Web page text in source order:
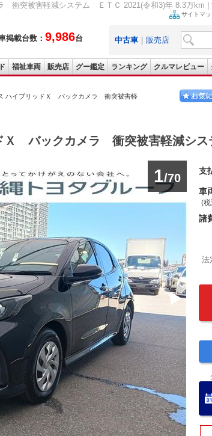
衝突被害軽減システム ＥＴＣ 2021(令和3)年 8.3万km
掲載台数： 9,986台
サイトマ
中古車 ｜ 販売店
福祉車両 販売店 グー鑑定 ランキング クルマレビュー
ハイブリッドＸ バックカメラ 衝突被害軽
Ｘ バックカメラ 衝突被害軽減シ
1/70
支
車
(
諸
法